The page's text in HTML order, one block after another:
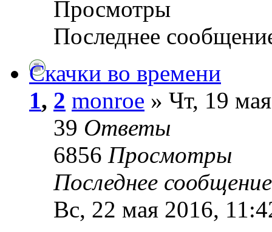
Просмотры
Последнее
Скачки во времени
1, 2 monroe » Чт, 19
39 Ответы
6856 Просмотры
Последнее
Вс, 22 мая 2016,